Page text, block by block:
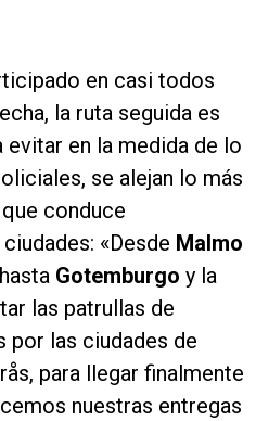
en casi todos
la ruta seguida es
evitar en la medida de lo
se alejan lo más
conduce
«Desde Malmo
Gotemburgo y la
las patrullas de
por las ciudades de
para llegar finalmente
nuestras entregas